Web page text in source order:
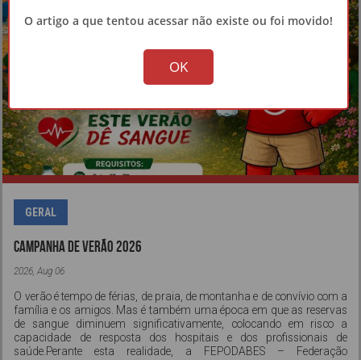
GERAL
CAMPANHA DE VERÃO 2026
2026, Aug 06
O verão é tempo de férias, de praia, de montanha e de convívio com a
família e os amigos. Mas é também uma época em que as reservas
de sangue diminuem significativamente, colocando em risco a
capacidade de resposta dos hospitais e dos profissionais de
saúde.Perante esta realidade, a FEPODABES – Federação
O artigo a que tentou acessar não existe ou foi movido!
Not valid!
OK